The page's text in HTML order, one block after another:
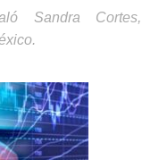
Sandra Cortes,